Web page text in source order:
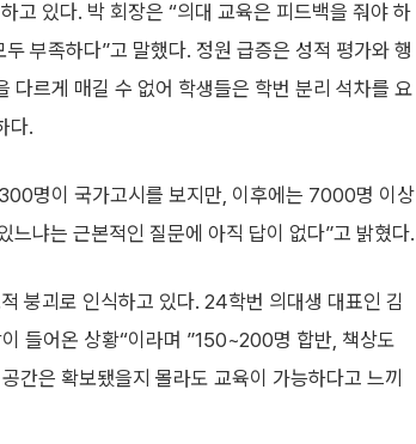
고 있다. 박 회장은 “의대 교육은 피드백을 줘야 하
부족하다”고 말했다. 정원 급증은 성적 평가와 행
다르게 매길 수 없어 학생들은 학번 분리 석차를 요
다.
명이 국가고시를 보지만, 이후에는 7000명 이상
느냐는 근본적인 질문에 아직 답이 없다”고 밝혔다.
붕괴로 인식하고 있다. 24학번 의대생 대표인 김
들어온 상황“이라며 ”150~200명 합반, 책상도
간은 확보됐을지 몰라도 교육이 가능하다고 느끼